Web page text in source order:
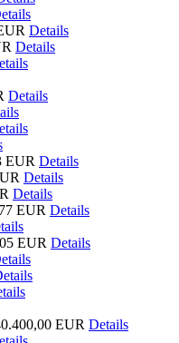
Details
Details
Details
EUR Details
Details
Details
EUR Details
EUR Details
EUR Details